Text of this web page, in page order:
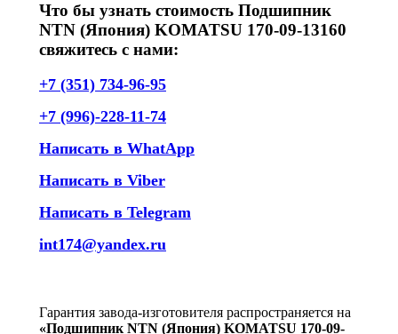
Что бы узнать стоимость Подшипник
NTN (Япония) KOMATSU 170-09-13160
свяжитесь с нами:
+7 (351) 734-96-95
+7 (996)-228-11-74
Написать в WhatApp
Написать в Viber
Написать в Telegram
int174@yandex.ru
Гарантия завода-изготовителя распространяется на
«Подшипник NTN (Япония) KOMATSU 170-09-